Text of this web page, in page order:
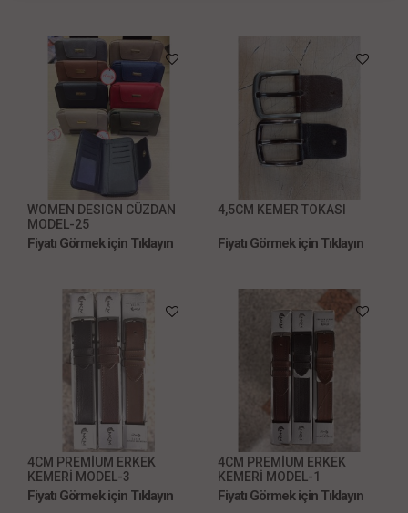
WOMEN DESIGN CÜZDAN
MODEL-25
Fiyatı Görmek için Tıklayın
4,5CM KEMER TOKASI
Fiyatı Görmek için Tıklayın
4CM PREMİUM ERKEK
KEMERİ MODEL-3
Fiyatı Görmek için Tıklayın
4CM PREMİUM ERKEK
KEMERİ MODEL-1
Fiyatı Görmek için Tıklayın